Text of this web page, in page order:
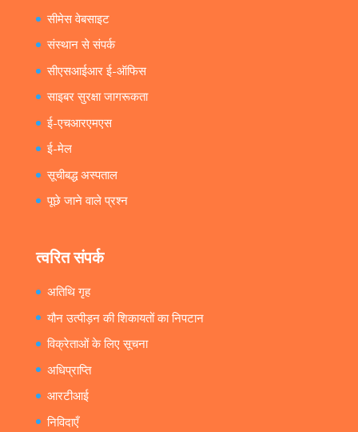
सीमेस वेबसाइट
संस्थान से संपर्क
सीएसआईआर ई-ऑफिस
साइबर सुरक्षा जागरूकता
ई-एचआरएमएस
ई-मेल
सूचीबद्ध अस्पताल
पूछे जाने वाले प्रश्न
त्वरित संपर्क
अतिथि गृह
यौन उत्पीड़न की शिकायतों का निपटान
विक्रेताओं के लिए सूचना
अधिप्राप्ति
आरटीआई
निविदाएँ